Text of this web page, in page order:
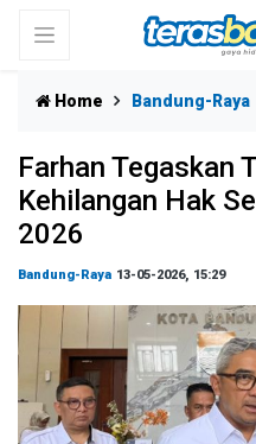
Home Bandung-Raya
Farhan Tegaskan
Kehilangan Hak
2026
Bandung-Raya 13-05-2026, 15:29